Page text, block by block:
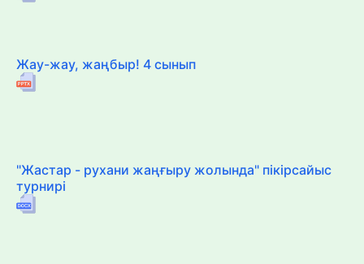
Жау-жау, жаңбыр! 4 сынып
"Жастар - рухани жаңғыру жолында" пікірсайыс
турнирі